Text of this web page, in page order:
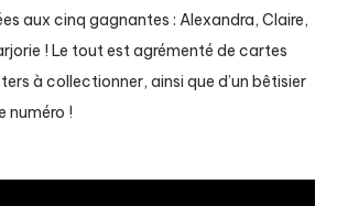
aux cinq gagnantes : Alexandra, Claire,
! Le tout est agrémenté de cartes
à collectionner, ainsi que d’un bêtisier
numéro !